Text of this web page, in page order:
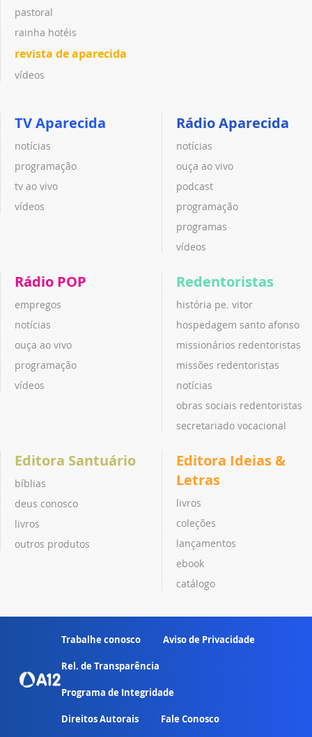
pastoral
rainha hotéis
revista de aparecida
vídeos
TV Aparecida
notícias
programação
tv ao vivo
vídeos
Rádio Aparecida
notícias
ouça ao vivo
podcast
programação
programas
vídeos
Rádio POP
empregos
notícias
ouça ao vivo
programação
vídeos
Redentoristas
história pe. vitor
hospedagem santo afonso
missionários redentoristas
missões redentoristas
notícias
obras sociais redentoristas
secretariado vocacional
Editora Santuário
bíblias
deus conosco
livros
outros produtos
Editora Ideias &
Letras
livros
coleções
lançamentos
ebook
catálogo
Trabalhe conosco Aviso de Privacidade
Rel. de Transparência
Programa de Integridade
Direitos Autorais Fale Conosco